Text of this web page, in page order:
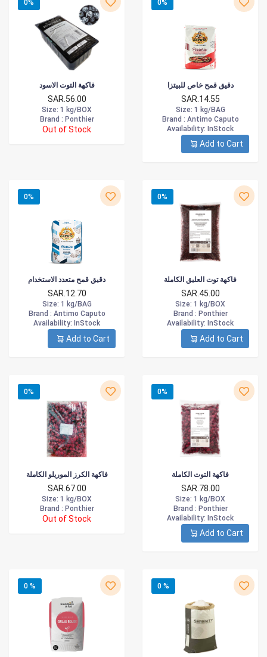
0%
فاكهة التوت الاسود
SAR.56.00
Size: 1 kg/BOX
Brand : Ponthier
Out of Stock
0%
دقيق قمح خاص للبيتزا
SAR.14.55
Size: 1 kg/BAG
Brand : Antimo Caputo
Availability: InStock
Add to Cart
0%
دقيق قمح متعدد الاستخدام
SAR.12.70
Size: 1 kg/BAG
Brand : Antimo Caputo
Availability: InStock
Add to Cart
0%
فاكهة توت العليق الكاملة
SAR.45.00
Size: 1 kg/BOX
Brand : Ponthier
Availability: InStock
Add to Cart
0%
فاكهة الكرز الموريلو الكاملة
SAR.67.00
Size: 1 kg/BOX
Brand : Ponthier
Out of Stock
0%
فاكهة التوت الكاملة
SAR.78.00
Size: 1 kg/BOX
Brand : Ponthier
Availability: InStock
Add to Cart
0 % 0 %